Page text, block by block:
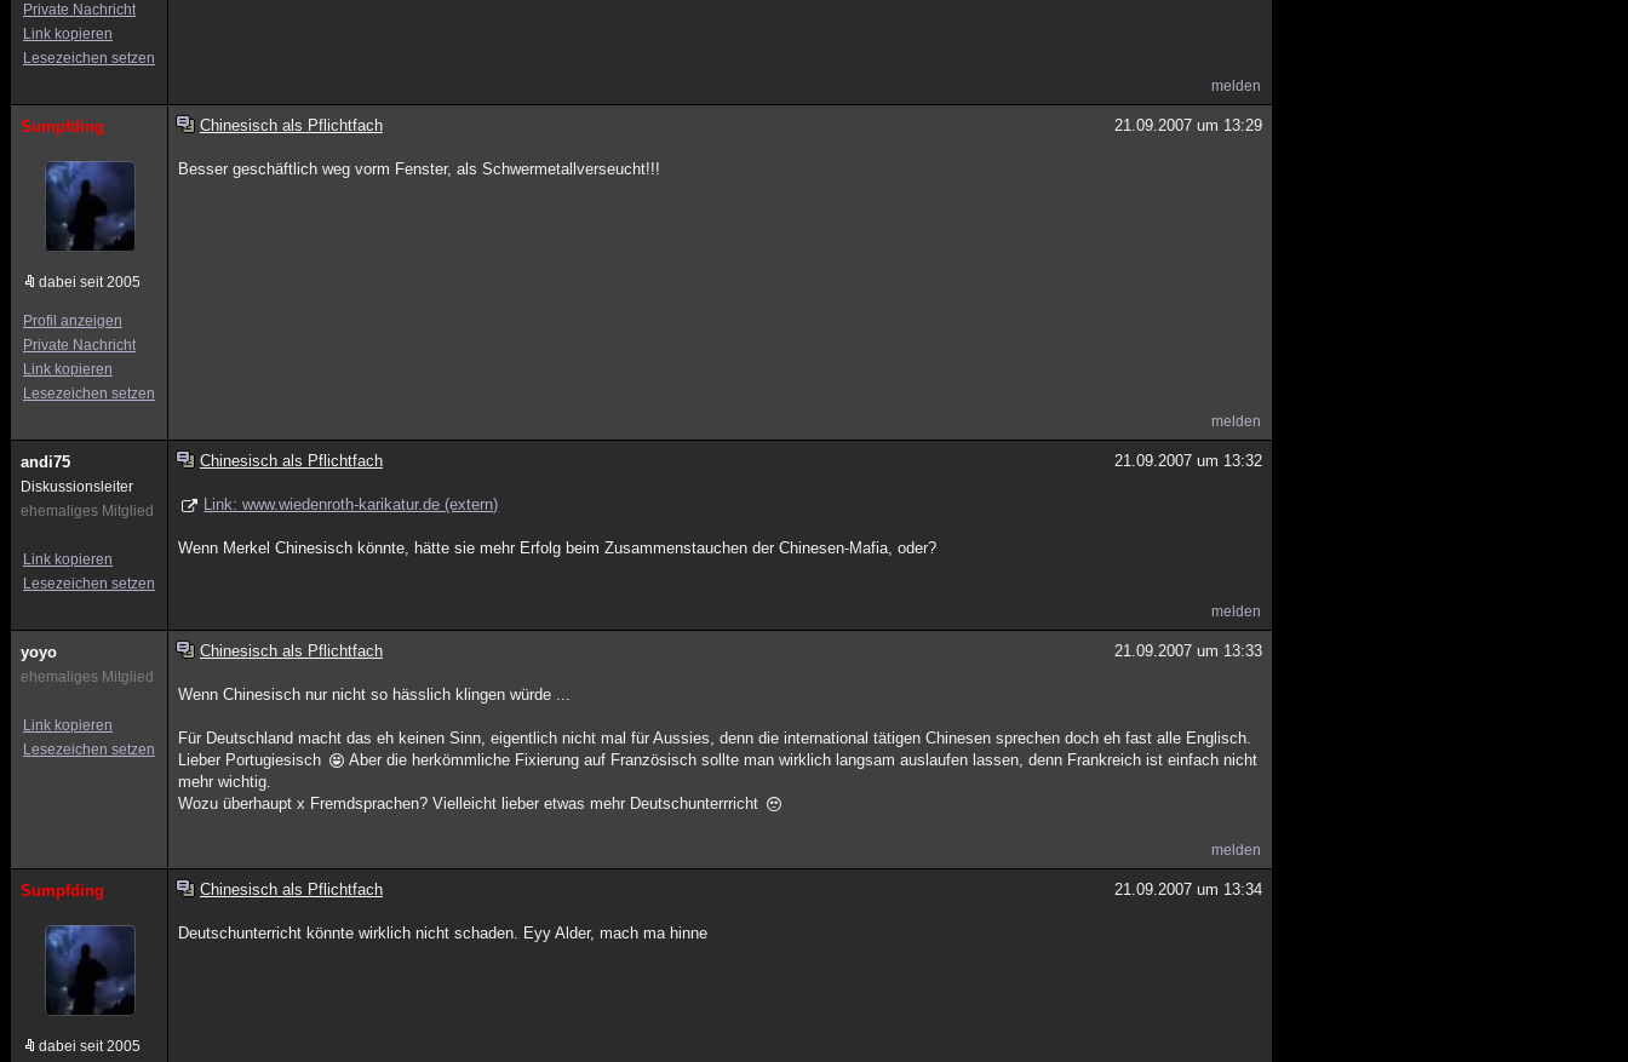
Private Nachricht
Link kopieren
Lesezeichen setzen
melden
Sumpfding
dabei seit 2005
Profil anzeigen
Private Nachricht
Link kopieren
Lesezeichen setzen
Chinesisch als Pflichtfach 21.09.2007 um 13:29
Besser geschäftlich weg vorm Fenster, als Schwermetallverseucht!!!
melden
andi75
Diskussionsleiter
ehemaliges Mitglied
Link kopieren
Lesezeichen setzen
Chinesisch als Pflichtfach 21.09.2007 um 13:32
Link: www.wiedenroth-karikatur.de (extern)
Wenn Merkel Chinesisch könnte, hätte sie mehr Erfolg beim Zusammenstauchen der Chinesen-Mafia, oder?
melden
yoyo
ehemaliges Mitglied
Link kopieren
Lesezeichen setzen
Chinesisch als Pflichtfach 21.09.2007 um 13:33
Wenn Chinesisch nur nicht so hässlich klingen würde ...
Für Deutschland macht das eh keinen Sinn, eigentlich nicht mal für Aussies, denn die international tätigen Chinesen sprechen doch eh fast alle Englisch.
Lieber Portugiesisch
Aber die herkömmliche Fixierung auf Französisch sollte man wirklich langsam auslaufen lassen, denn Frankreich ist einfach nicht
mehr wichtig.
Wozu überhaupt x Fremdsprachen? Vielleicht lieber etwas mehr Deutschunterrricht
melden
Sumpfding
dabei seit 2005
Chinesisch als Pflichtfach 21.09.2007 um 13:34
Deutschunterricht könnte wirklich nicht schaden. Eyy Alder, mach ma hinne